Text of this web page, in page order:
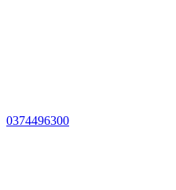
0374496300